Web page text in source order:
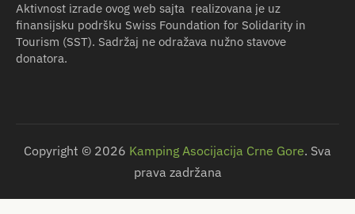
Aktivnost izrade ovog web sajta realizovana je uz
finansijsku podršku Swiss Foundation for Solidarity in
Tourism (SST). Sadržaj ne odražava nužno stavove
donatora.
Copyright © 2026 Kamping Asocijacija Crne Gore. Sva
prava zadržana